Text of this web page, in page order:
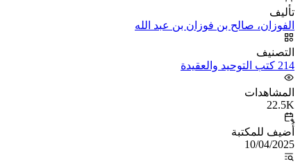
تأليف
الفوزان، صالح بن فوزان بن عبد الله
التصنيف
214 كتب التوحيد والعقيدة
المشاهدات
22.5K
أُضيف للمكتبة
10/04/2025